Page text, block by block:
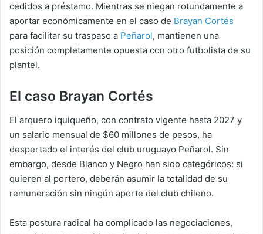
cedidos a préstamo. Mientras se niegan rotundamente a
aportar económicamente en el caso de Brayan Cortés
para facilitar su traspaso a Peñarol, mantienen una
posición completamente opuesta con otro futbolista de su
plantel.
El caso Brayan Cortés
El arquero iquiqueño, con contrato vigente hasta 2027 y
un salario mensual de $60 millones de pesos, ha
despertado el interés del club uruguayo Peñarol. Sin
embargo, desde Blanco y Negro han sido categóricos: si
quieren al portero, deberán asumir la totalidad de su
remuneración sin ningún aporte del club chileno.
Esta postura radical ha complicado las negociaciones,